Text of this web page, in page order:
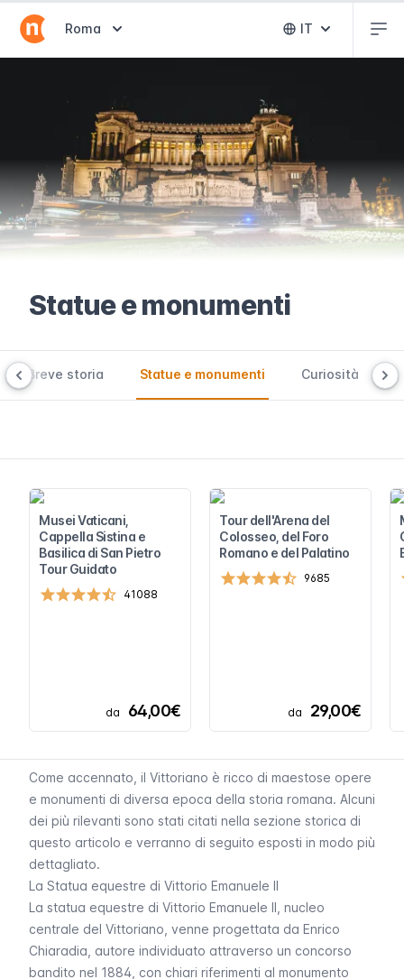
Abrir selector de destinos
Roma Abrir selector
IT
Statue e monumenti
Breve storia Statue e monumenti Curiosità
Musei Vaticani,
Cappella Sistina e
Basilica di San Pietro
Tour Guidato
41088
da 64,00€
Tour dell'Arena del
Colosseo, del Foro
Romano e del Palatino
9685
da 29,00€
Come accennato, il Vittoriano è ricco di maestose opere
e monumenti di diversa epoca della storia romana. Alcuni
dei più rilevanti sono stati citati nella sezione storica di
questo articolo e verranno di seguito esposti in modo più
dettagliato.
La Statua equestre di Vittorio Emanuele II
La statua equestre di Vittorio Emanuele II, nucleo
centrale del Vittoriano, venne progettata da Enrico
Chiaradia, autore individuato attraverso un concorso
bandito nel 1884, con chiari riferimenti al monumento